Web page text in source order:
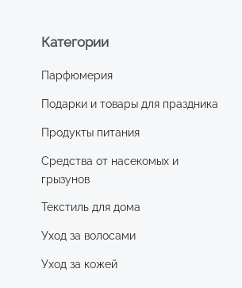
Категории
Парфюмерия
Подарки и товары для праздника
Продукты питания
Средства от насекомых и
грызунов
Текстиль для дома
Уход за волосами
Уход за кожей